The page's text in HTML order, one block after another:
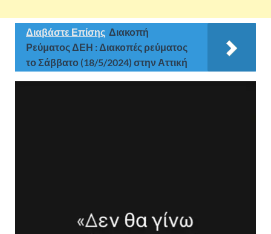
Διαβάστε Επίσης Διακοπή
Ρεύματος ΔΕΗ : Διακοπές ρεύματος
το Σάββατο (18/5/2024) στην Αττική